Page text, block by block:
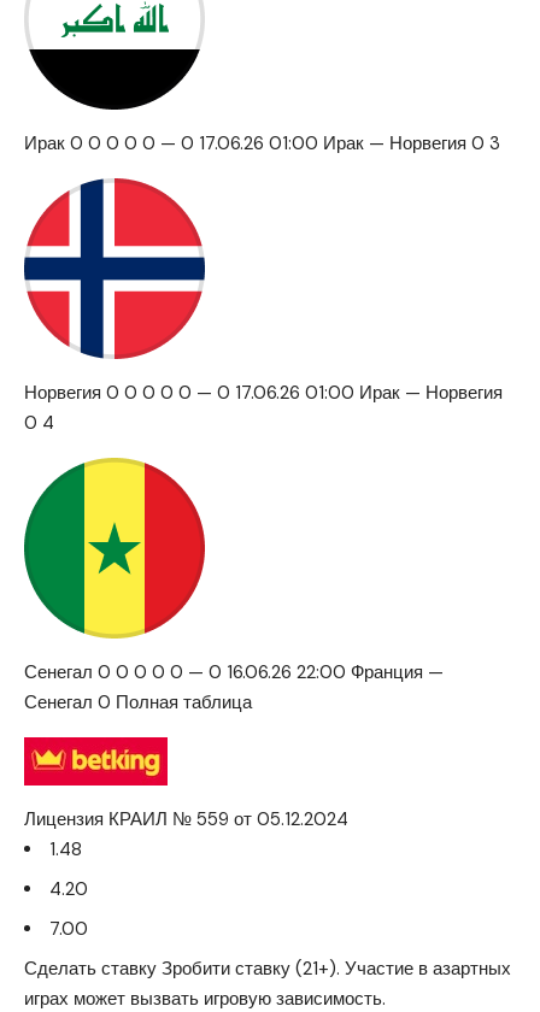
Ирак 0 0 0 0 0 — 0 17.06.26 01:00 Ирак — Норвегия 0 3
Норвегия 0 0 0 0 0 — 0 17.06.26 01:00 Ирак — Норвегия
0 4
Сенегал 0 0 0 0 0 — 0 16.06.26 22:00 Франция —
Сенегал 0 Полная таблица
Лицензия КРАИЛ № 559 от 05.12.2024
1.48
4.20
7.00
Сделать ставку Зробити ставку (21+). Участие в азартных
играх может вызвать игровую зависимость.